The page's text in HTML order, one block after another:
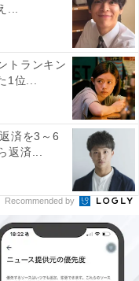
ントです！
したが、今回は惜
の良いチョコレー
...
トランキン
1位...
済を3～6
返済...
Recommended by